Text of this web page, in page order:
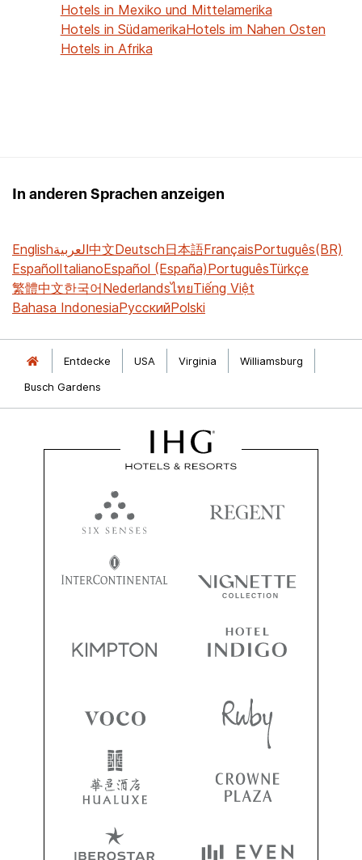
Hotels in Mexiko und Mittelamerika
Hotels in SüdamerikaHotels im Nahen Osten
Hotels in Afrika
In anderen Sprachen anzeigen
Englishالعربية中文Deutsch日本語FrançaisPortuguês(BR)
EspañolItalianoEspañol (España)PortuguêsTürkçe
繁體中文한국어NederlandsไทยTiếng Việt
Bahasa IndonesiaРусскийPolski
Entdecke USA Virginia
Williamsburg
Busch Gardens